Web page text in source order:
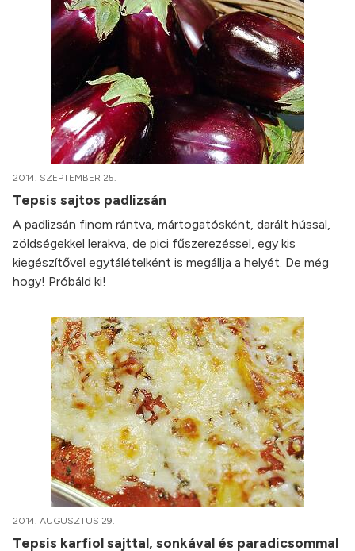
2014. SZEPTEMBER 25.
Tepsis sajtos padlizsán
A padlizsán finom rántva, mártogatósként, darált hússal,
zöldségekkel lerakva, de pici fűszerezéssel, egy kis
kiegészítővel egytálételként is megállja a helyét. De még
hogy! Próbáld ki!
2014. AUGUSZTUS 29.
Tepsis karfiol sajttal, sonkával és paradicsommal